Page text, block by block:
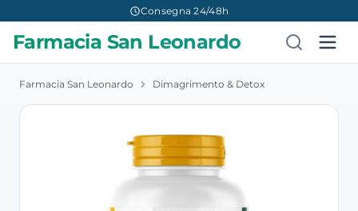
Consegna 24/48h
Farmacia San Leonardo
Farmacia San Leonardo Dimagrimento & Detox